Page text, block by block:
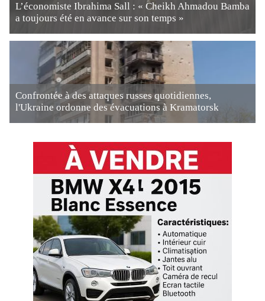
L’économiste Ibrahima Sall : « Cheikh Ahmadou Bamba
a toujours été en avance sur son temps »
Confrontée à des attaques russes quotidiennes,
l'Ukraine ordonne des évacuations à Kramatorsk